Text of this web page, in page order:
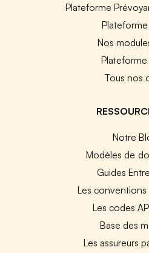
Plateforme
Plateforme
Nos
Tous nos
Notre
Modèles de
Guides
Les
Les codes
Base des
Les assureurs